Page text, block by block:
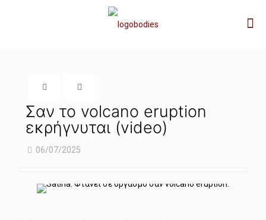
Σαν το volcano eruption
εκρήγνυται (video)
06/07/2025